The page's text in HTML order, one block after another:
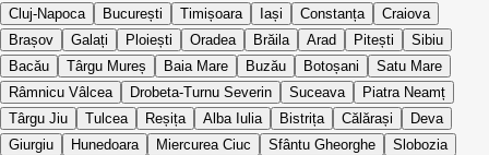
Cluj-Napoca București Timișoara Iași Constanța
Craiova
Brașov
Galați Ploiești Oradea Brăila Arad Pitești
Sibiu
Bacău
Târgu Mureș Baia Mare Buzău Botoșani
Satu Mare
Râmnicu Vâlcea
Drobeta-Turnu Severin Suceava
Piatra Neamț
Târgu Jiu
Tulcea Reșița Alba Iulia Bistrița Călărași
Deva
Giurgiu
Hunedoara Miercurea Ciuc Sfântu Gheorghe
Slobozia